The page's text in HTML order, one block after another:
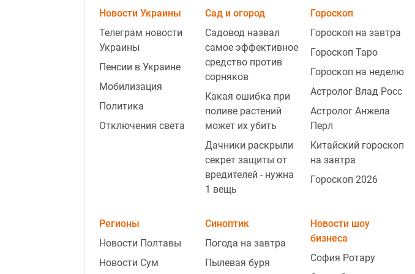
Новости Украины
Телеграм новости
Украины
Пенсии в Украине
Мобилизация
Политика
Отключения света
Сад и огород
Садовод назвал
самое эффективное
средство против
сорняков
Какая ошибка при
поливе растений
может их убить
Дачники раскрыли
секрет защиты от
вредителей - нужна
1 вещь
Гороскоп
Гороскоп на завтра
Гороскоп Таро
Гороскоп на неделю
Астролог Влад Росс
Астролог Анжела
Перл
Китайский гороскоп
на завтра
Гороскоп 2026
Регионы
Новости Полтавы
Новости Сум
Синоптик
Погода на завтра
Пылевая буря
Новости шоу
бизнеса
София Ротару